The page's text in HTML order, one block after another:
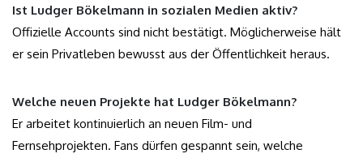
Ist Ludger Bökelmann in sozialen Medien aktiv?
Offizielle Accounts sind nicht bestätigt. Möglicherweise hält
er sein Privatleben bewusst aus der Öffentlichkeit heraus.
Welche neuen Projekte hat Ludger Bökelmann?
Er arbeitet kontinuierlich an neuen Film- und
Fernsehprojekten. Fans dürfen gespannt sein, welche